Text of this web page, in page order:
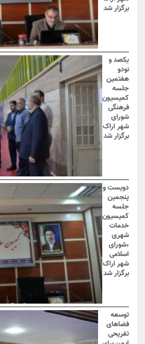
برگزار شد
یکصد و
نودو
هفتمین
جلسه
کمیسیون
فرهنگی
شورای
شهر اراک
برگزار شد
دویست و
پنجمین
جلسه
کمیسیون
خدمات
شهری
،شورای
اسلامی
شهر اراک
برگزار شد
توسعه
فضاهای
تفریحی